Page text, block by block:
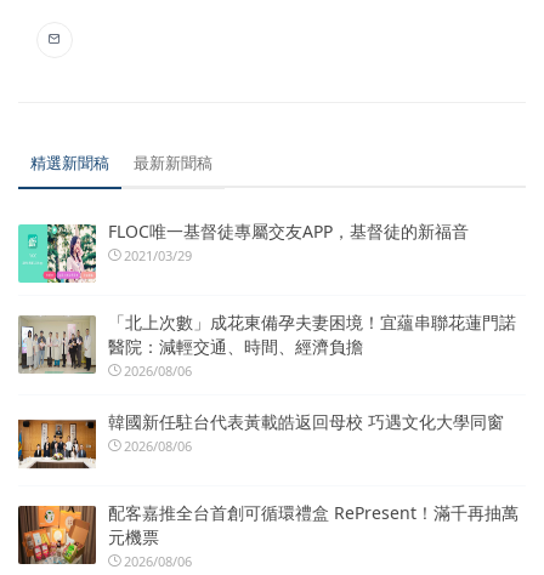
精選新聞稿 最新新聞稿
FLOC唯一基督徒專屬交友APP，基督徒的新福音
2021/03/29
「北上次數」成花東備孕夫妻困境！宜蘊串聯花蓮門諾
醫院：減輕交通、時間、經濟負擔
2026/08/06
韓國新任駐台代表黃載皓返回母校 巧遇文化大學同窗
2026/08/06
配客嘉推全台首創可循環禮盒 RePresent！滿千再抽萬
元機票
2026/08/06